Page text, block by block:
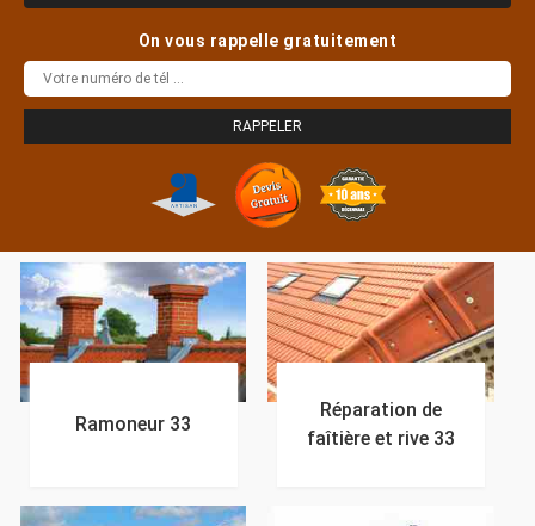
On vous rappelle gratuitement
Ramoneur 33
Réparation de
faîtière et rive 33